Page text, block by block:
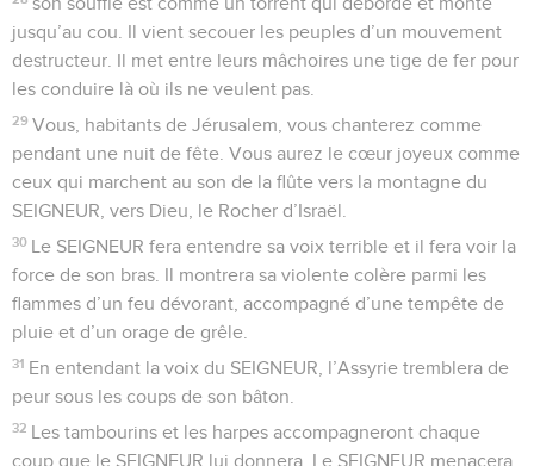
jusqu’au cou. Il vient secouer les peuples d’un mouvement
destructeur. Il met entre leurs mâchoires une tige de fer pour
les conduire là où ils ne veulent pas.
29 Vous, habitants de Jérusalem, vous chanterez comme
pendant une nuit de fête. Vous aurez le cœur joyeux comme
ceux qui marchent au son de la flûte vers la montagne du
SEIGNEUR, vers Dieu, le Rocher d’Israël.
30 Le SEIGNEUR fera entendre sa voix terrible et il fera voir la
force de son bras. Il montrera sa violente colère parmi les
flammes d’un feu dévorant, accompagné d’une tempête de
pluie et d’un orage de grêle.
31 En entendant la voix du SEIGNEUR, l’Assyrie tremblera de
peur sous les coups de son bâton.
32 Les tambourins et les harpes accompagneront chaque
coup que le SEIGNEUR lui donnera. Le SEIGNEUR menacera